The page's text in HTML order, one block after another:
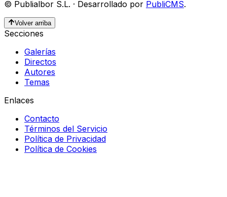
© Publialbor S.L. · Desarrollado por PubliCMS.
Volver arriba
Secciones
Galerías
Directos
Autores
Temas
Enlaces
Contacto
Términos del Servicio
Política de Privacidad
Política de Cookies